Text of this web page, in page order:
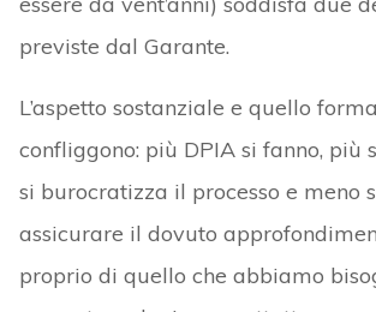
previste dal Garante.
L’aspetto sostanziale e quello
confliggono: più DPIA si fanno, più
si burocratizza il processo e meno
assicurare il dovuto
proprio di quello che abbiamo